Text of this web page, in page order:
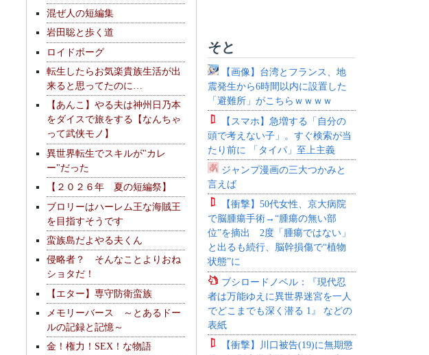
混ぜ人の短編集
岩田聡と歩く道
ロイドボーグ
転生したらお気楽貴族生活が出
来ると思ってたのに…
【あんこ】やる夫は神州日乃本
をダイスで旅をする【なんちゃ
って武侠モノ】
異世界転生でスキルが"カレ
ー"だった
【２０２６年 夏の短編祭】
ブロリーはハーレム王な海賊王
を目指すそうです
蛮族島だよやる夫くん
侵略者？ そんなことよりおね
ショタだ！
【エター】専守防衛蛮族
メモリーバース ～とあるドー
ルの記録と記憶～
金！権力！SEX！な物語
そと
【画像】台湾とフランス、地
震発生から6時間以内に設置した
「避難所」がこちらｗｗｗｗ
【スマホ】急増する「自分の
頭で考えない子」。すぐ検索が当
たり前に 「タイパ」至上主義
ジャンプ漫画の三大つかみと
言えば
【衝撃】50代女性、京大病院
で脳腫瘍手術→“腫瘍の無い部
位”を摘出 2度「腫瘍ではない」
と出るも続行、脳幹損傷で“植物
状態”に
ブシロードノベル：『現代忍
者は万能ゆえに異世界迷宮を一人
でどこまでも深く潜る 1』 などの
表紙
【衝撃】川口被告(19)に無期懲